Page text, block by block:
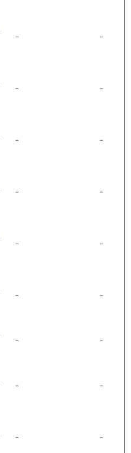
- -
- -
- -
- -
- -
- -
- -
- -
- -